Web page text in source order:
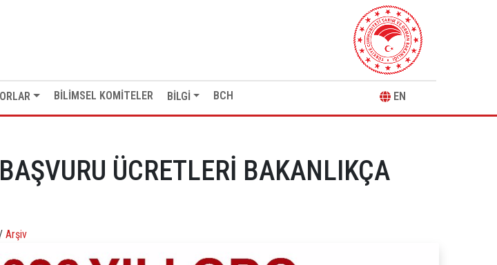
BİLİMSEL KOMİTELER BİLGİ BCH EN
ÜCRETLERİ BAKANLIKÇA
Arşiv